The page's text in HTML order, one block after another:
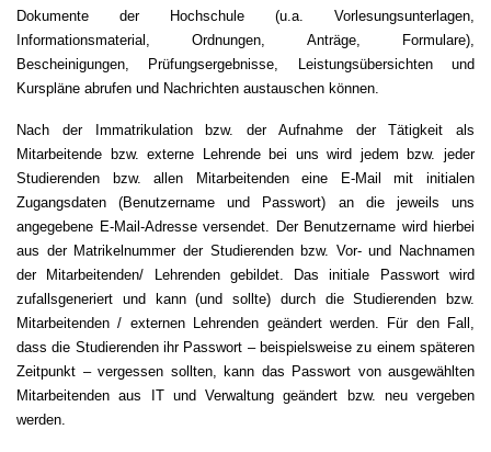
Dokumente der Hochschule (u.a. Vorlesungsunterlagen,
Informationsmaterial, Ordnungen, Anträge, Formulare),
Bescheinigungen, Prüfungsergebnisse, Leistungsübersichten und
Kurspläne abrufen und Nachrichten austauschen können.
Nach der Immatrikulation bzw. der Aufnahme der Tätigkeit als
Mitarbeitende bzw. externe Lehrende bei uns wird jedem bzw. jeder
Studierenden bzw. allen Mitarbeitenden eine E-Mail mit initialen
Zugangsdaten (Benutzername und Passwort) an die jeweils uns
angegebene E-Mail-Adresse versendet. Der Benutzername wird hierbei
aus der Matrikelnummer der Studierenden bzw. Vor- und Nachnamen
der Mitarbeitenden/ Lehrenden gebildet. Das initiale Passwort wird
zufallsgeneriert und kann (und sollte) durch die Studierenden bzw.
Mitarbeitenden / externen Lehrenden geändert werden. Für den Fall,
dass die Studierenden ihr Passwort – beispielsweise zu einem späteren
Zeitpunkt – vergessen sollten, kann das Passwort von ausgewählten
Mitarbeitenden aus IT und Verwaltung geändert bzw. neu vergeben
werden.